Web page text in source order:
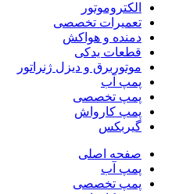
الکتروموتور
تعمیرات تخصصی
دمنده و هواکش
قطعات یدکی
موتوربرق و دیزل ژنراتور
پمپ آب
پمپ تخصصی
پمپ کارواش
گیربکس
صفحه اصلی
پمپ آب
پمپ تخصصی